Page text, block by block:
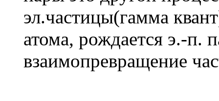
эл.частицы(гамма
атома, рождается э.-п.
взаимопревращение